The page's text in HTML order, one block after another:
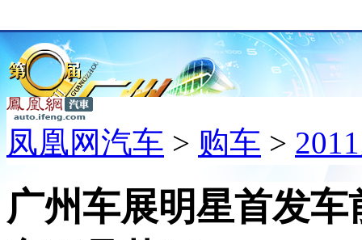
凤凰网汽车 > 购车 >
广州车展明星首发车